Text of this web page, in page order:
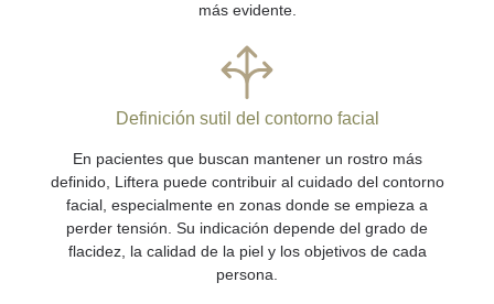
más evidente.
Definición sutil del contorno facial
En pacientes que buscan mantener un rostro más
definido, Liftera puede contribuir al cuidado del contorno
facial, especialmente en zonas donde se empieza a
perder tensión. Su indicación depende del grado de
flacidez, la calidad de la piel y los objetivos de cada
persona.